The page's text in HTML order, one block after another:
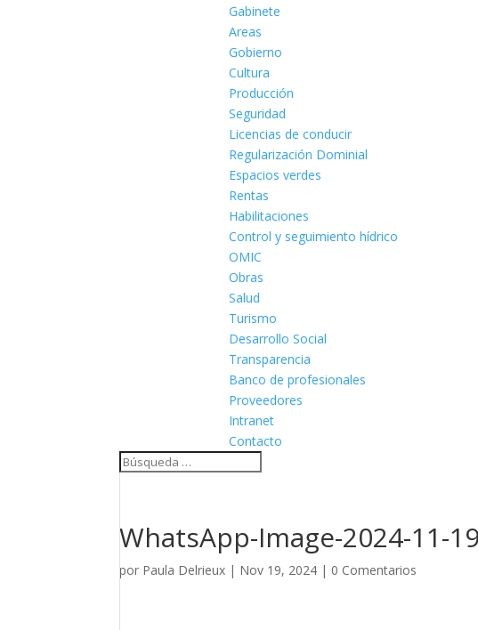
Gabinete
Areas
Gobierno
Cultura
Producción
Seguridad
Licencias de conducir
Regularización Dominial
Espacios verdes
Rentas
Habilitaciones
Control y seguimiento hídrico
OMIC
Obras
Salud
Turismo
Desarrollo Social
Transparencia
Banco de profesionales
Proveedores
Intranet
Contacto
WhatsApp-Image-2024-11-
por Paula Delrieux | Nov 19, 2024 | 0 Comentarios